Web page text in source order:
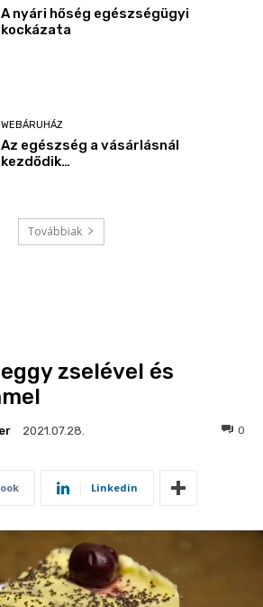
A nyári hőség egészségügyi
kockázata
WEBÁRUHÁZ
Az egészség a vásárlásnál
kezdődik…
Továbbiak